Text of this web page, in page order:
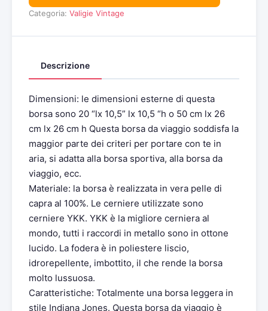
Categoria: Valigie Vintage
Descrizione
Dimensioni: le dimensioni esterne di questa
borsa sono 20 “lx 10,5” lx 10,5 “h o 50 cm lx 26
cm lx 26 cm h Questa borsa da viaggio soddisfa la
maggior parte dei criteri per portare con te in
aria, si adatta alla borsa sportiva, alla borsa da
viaggio, ecc.
Materiale: la borsa è realizzata in vera pelle di
capra al 100%. Le cerniere utilizzate sono
cerniere YKK. YKK è la migliore cerniera al
mondo, tutti i raccordi in metallo sono in ottone
lucido. La fodera è in poliestere liscio,
idrorepellente, imbottito, il che rende la borsa
molto lussuosa.
Caratteristiche: Totalmente una borsa leggera in
stile Indiana Jones. Questa borsa da viaggio è